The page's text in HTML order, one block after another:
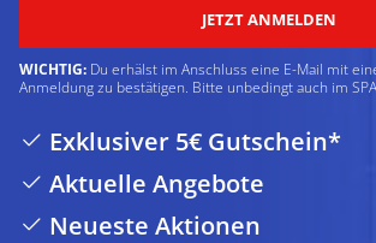
JETZT ANMELDEN
WICHTIG: Du erhälst im Anschluss eine E-Mail mit
Anmeldung zu bestätigen. Bitte unbedingt auch im
Exklusiver 5€ Gutschein*
Aktuelle Angebote
Neueste Aktionen